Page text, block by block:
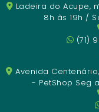
Ladeira do Acupe,
8h às 19h /
(71)
Avenida
- PetShop Seg